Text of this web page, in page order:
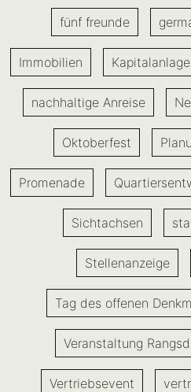
fünf freunde
Immobilien Kapitalanlage
nachhaltige Anreise
Oktoberfest
Promenade
Sichtachsen
Stellenanzeige
Tag des offenen
Veranstaltung
Vertriebsevent